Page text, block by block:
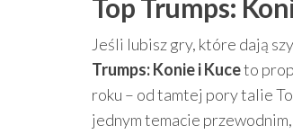
Top Trumps:
Jeśli lubisz gry, które dają
Trumps: Konie i Kuceto
roku – od tamtej pory talie
jednym temacie